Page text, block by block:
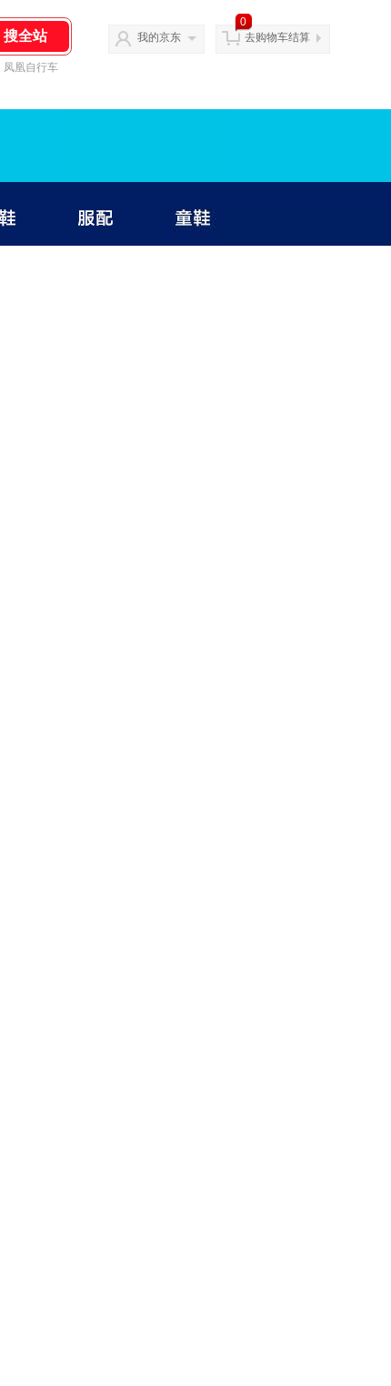
凤凰自行车
我的京东
0
去购物车结算